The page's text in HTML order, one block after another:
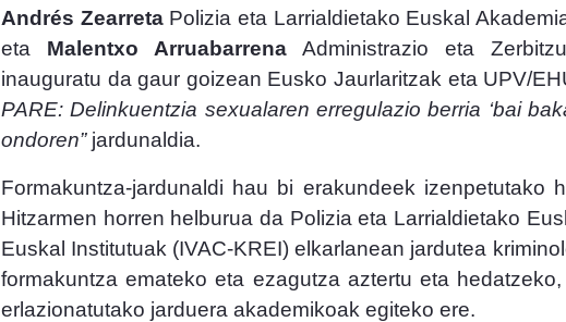
Andrés ZearretaPolizia eta Larrialdietako Euskal
eta Malentxo Arruabarrena Administrazio eta
inauguratu da gaur goizean Eusko Jaurlaritzak eta UPV/
PARE: Delinkuentzia sexualaren erregulazio berria ‘bai
ondoren” jardunaldia.
Formakuntza-jardunaldi hau bi erakundeek izenpetutako
Hitzarmen horren helburua da Polizia eta Larrialdietako
Euskal Institutuak (IVAC-KREI) elkarlanean jardutea
formakuntza emateko eta ezagutza aztertu eta
erlazionatutako jarduera akademikoak egiteko ere.